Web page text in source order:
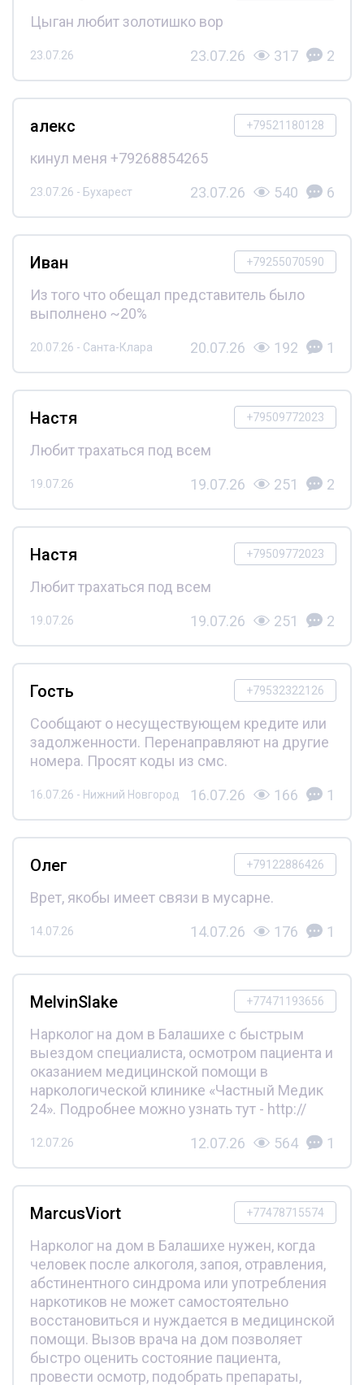
Цыган любит золотишко вор
23.07.26 23.07.26 317 2
+79521180128
алекс
кинул меня +79268854265
23.07.26 - Бухарест 23.07.26 540 6
+79255070590
Иван
Из того что обещал представитель было
выполнено ~20%
20.07.26 - Санта-Клара 20.07.26 192 1
+79509772023
Настя
Любит трахаться под всем
19.07.26 19.07.26 251 2
+79509772023
Настя
Любит трахаться под всем
19.07.26 19.07.26 251 2
+79532322126
Гость
Сообщают о несуществующем кредите или
задолженности. Перенаправляют на другие
номера. Просят коды из смс.
16.07.26 - Нижний Новгород 16.07.26 166 1
+79122886426
Олег
Врет, якобы имеет связи в мусарне.
14.07.26 14.07.26 176 1
+77471193656
MelvinSlake
Нарколог на дом в Балашихе с быстрым
выездом специалиста, осмотром пациента и
оказанием медицинской помощи в
наркологической клинике «Частный Медик
24». Подробнее можно узнать тут - http://
12.07.26 12.07.26 564 1
+77478715574
MarcusViort
Нарколог на дом в Балашихе нужен, когда
человек после алкоголя, запоя, отравления,
абстинентного синдрома или употребления
наркотиков не может самостоятельно
восстановиться и нуждается в медицинской
помощи. Вызов врача на дом позволяет
быстро оценить состояние пациента,
провести осмотр, подобрать препараты,